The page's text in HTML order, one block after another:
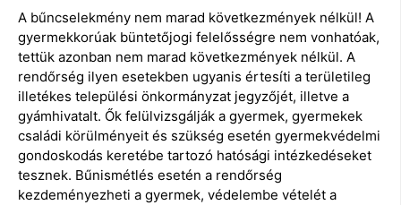
A bűncselekmény nem marad következmények nélkül! A
gyermekkorúak büntetőjogi felelősségre nem vonhatóak,
tettük azonban nem marad következmények nélkül. A
rendőrség ilyen esetekben ugyanis értesíti a területileg
illetékes települési önkormányzat jegyzőjét, illetve a
gyámhivatalt. Ők felülvizsgálják a gyermek, gyermekek
családi körülményeit és szükség esetén gyermekvédelmi
gondoskodás keretébe tartozó hatósági intézkedéseket
tesznek. Bűnismétlés esetén a rendőrség
kezdeményezheti a gyermek, védelembe vételét a